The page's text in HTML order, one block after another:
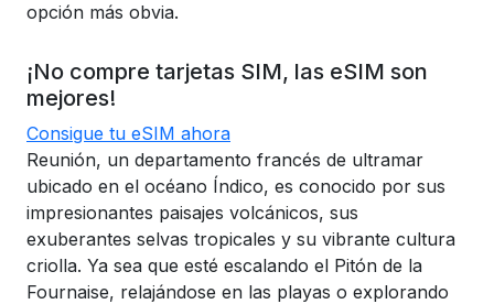
opción más obvia.
¡No compre tarjetas SIM, las eSIM son
mejores!
Consigue tu eSIM ahora
Reunión, un departamento francés de ultramar
ubicado en el océano Índico, es conocido por sus
impresionantes paisajes volcánicos, sus
exuberantes selvas tropicales y su vibrante cultura
criolla. Ya sea que esté escalando el Pitón de la
Fournaise, relajándose en las playas o explorando